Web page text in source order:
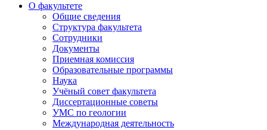
О факультете
Общие сведения
Структура факультета
Сотрудники
Документы
Приемная комиссия
Образовательные программы
Наука
Учёный совет факультета
Диссертационные советы
УМС по геологии
Международная деятельность